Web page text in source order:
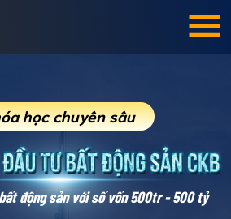
động sản với số vốn 500tr - 500 tỷ
học chuyên sâu